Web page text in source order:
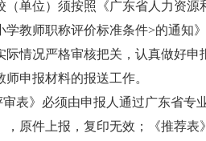
位）须按照《广东省人力资源
学教师职称评价标准条件>的通知
际情况严格审核把关，认真做好
师申报材料的报送工作。
审表》必须由申报人通过广东省
，原件上报，复印无效；《推荐